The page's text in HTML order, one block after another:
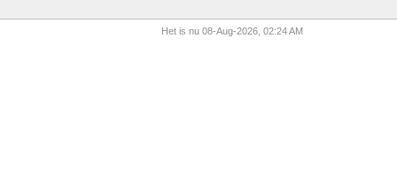
Het is nu 08-Aug-2026, 02:24 AM